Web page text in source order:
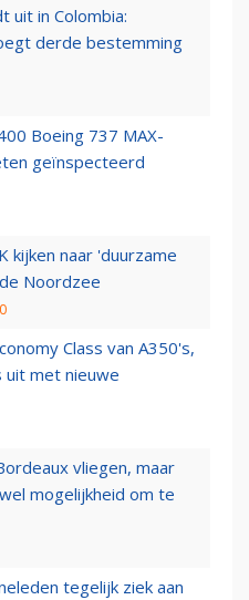
uit in Colombia:
derde bestemming
Boeing 737 MAX-
geïnspecteerd
kijken naar 'duurzame
Noordzee
Class van A350's,
uit met nieuwe
vliegen, maar
mogelijkheid om te
tegelijk ziek aan